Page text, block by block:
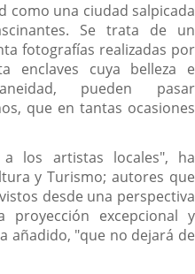
como una ciudad salpicada
Se trata de un
fotografías realizadas por
enclaves cuya belleza e
pueden pasar
que en tantas ocasiones
los artistas locales", ha
y Turismo; autores que
desde una perspectiva
excepcional y
añadido, "que no dejará de